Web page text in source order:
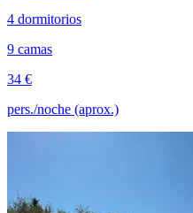
4 dormitorios
9 camas
34 €
pers./noche (aprox.)